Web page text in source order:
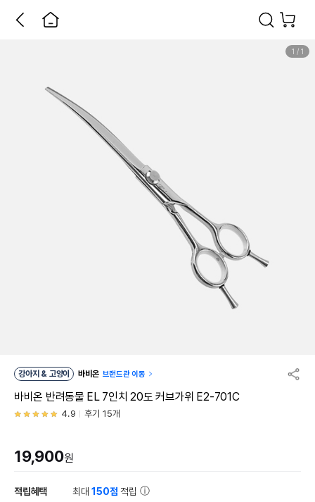
1 / 1
강아지 & 고양이 바비온 브랜드관 이동
바비온 반려동물 EL 7인치 20도 커브가위 E2-701C
4.9 후기 15개
19,900원
적립혜택 최대150점 적립